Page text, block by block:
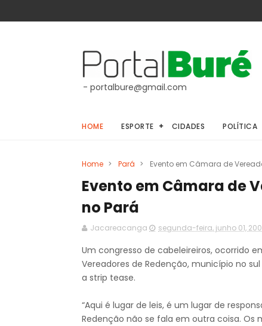
- portalbure@gmail.com
HOME ESPORTE CIDADES POLÍTICA
Home > Pará > Evento em Câmara de
Evento em Câmara de
no Pará
Jacareacanga segunda-feira, junho 01,
Um congresso de cabeleireiros, ocorrido
Vereadores de Redenção, município no
a strip tease.
“Aqui é lugar de leis, é um lugar de
Redenção não se fala em outra coisa. Os